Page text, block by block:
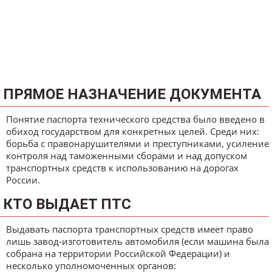
ПРЯМОЕ НАЗНАЧЕНИЕ ДОКУМЕНТА
Понятие паспорта технического средства было введено в
обиход государством для конкретных целей. Среди них:
борьба с правонарушителями и преступниками, усиление
контроля над таможенными сборами и над допуском
транспортных средств к использованию на дорогах
России.
КТО ВЫДАЕТ ПТС
Выдавать паспорта транспортных средств имеет право
лишь завод-изготовитель автомобиля (если машина была
собрана на территории Российской Федерации) и
несколько уполномоченных органов: